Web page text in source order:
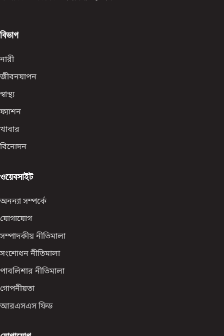
বিভাগ
নারী
জীবনযাপন
স্বাস্থ্য
ফ্যাশন
খাবার
বিনোদন
ওয়েবসাইট
অনন্যা সম্পর্কে
যোগাযোগ
সম্পাদকীয় নীতিমালা
সংশোধন নীতিমালা
পাবলিশার নীতিমালা
গোপনীয়তা
আরএসএস ফিড